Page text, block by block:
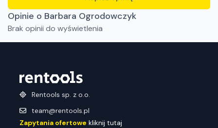
Opinie o Barbara Ogrodowczyk
Brak opinii do wyświetlenia
Rentools sp. z o.o.
team@rentools.pl
Zapytania ofertowe kliknij tutaj